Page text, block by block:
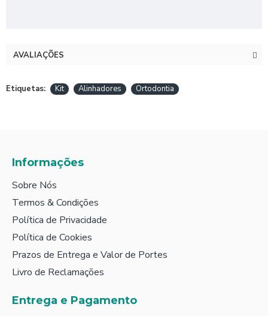
AVALIAÇÕES
Etiquetas: Kit Alinhadores Ortodontia
Informações
Sobre Nós
Termos & Condições
Política de Privacidade
Política de Cookies
Prazos de Entrega e Valor de Portes
Livro de Reclamações
Entrega e Pagamento